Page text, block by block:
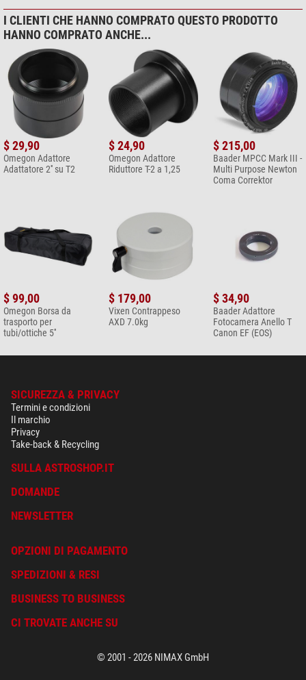
I CLIENTI CHE HANNO COMPRATO QUESTO PRODOTTO
HANNO COMPRATO ANCHE...
$ 29,90
Omegon Adattore
Adattatore 2'' su T2
$ 24,90
Omegon Adattore
Riduttore T-2 a 1,25
$ 215,00
Baader MPCC Mark III -
Multi Purpose Newton
Coma Correktor
$ 99,00
Omegon Borsa da
trasporto per
tubi/ottiche 5''
$ 179,00
Vixen Contrappeso
AXD 7.0kg
$ 34,90
Baader Adattore
Fotocamera Anello T
Canon EF (EOS)
SICUREZZA & PRIVACY
Termini e condizioni
Il marchio
Privacy
Take-back & Recycling
SULLA ASTROSHOP.IT
DOMANDE
NEWSLETTER
OPZIONI DI PAGAMENTO
SPEDIZIONI & RESI
BUSINESS TO BUSINESS
CI TROVATE ANCHE SU
© 2001 - 2026 NIMAX GmbH